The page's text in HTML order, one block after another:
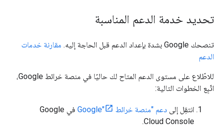
تحديد خدمة الدعم المناسبة
تنصحك Google بشدة بإعداد الدعم قبل الحاجة إليه.
مقارنة خدمات
الدعم
للاطّلاع على مستوى الدعم المتاح لك حاليًا في منصة خرائط Google،
اتّبِع الخطوات التالية:
انتقِل إلى دعم "منصة خرائط Google"
في Google
Cloud Console.